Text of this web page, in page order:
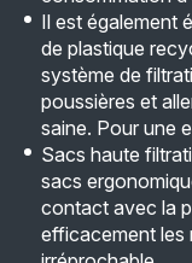
Il est également
de plastique
système de
poussières et
saine. Pour une
Sacs haute
sacs
contact avec la
efficacement les